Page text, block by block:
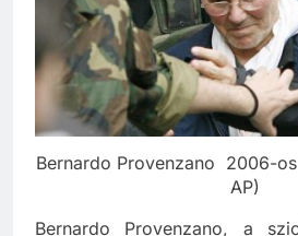
Bernardo Provenzano 2006-